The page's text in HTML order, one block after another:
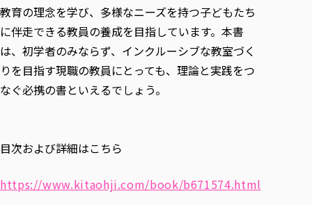
教育の理念を学び、多様なニーズを持つ子どもたち
に伴走できる教員の養成を目指しています。本書
は、初学者のみならず、インクルーシブな教室づく
りを目指す現職の教員にとっても、理論と実践をつ
なぐ必携の書といえるでしょう。
目次および詳細はこちら
https://www.kitaohji.com/book/b671574.html